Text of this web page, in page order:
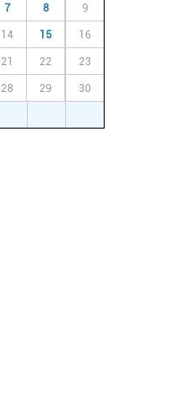
7 8 9
14 15 16
21 22 23
28 29 30